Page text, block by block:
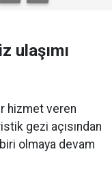
ulaşımı
hizmet veren
gezi açısından
olmaya devam